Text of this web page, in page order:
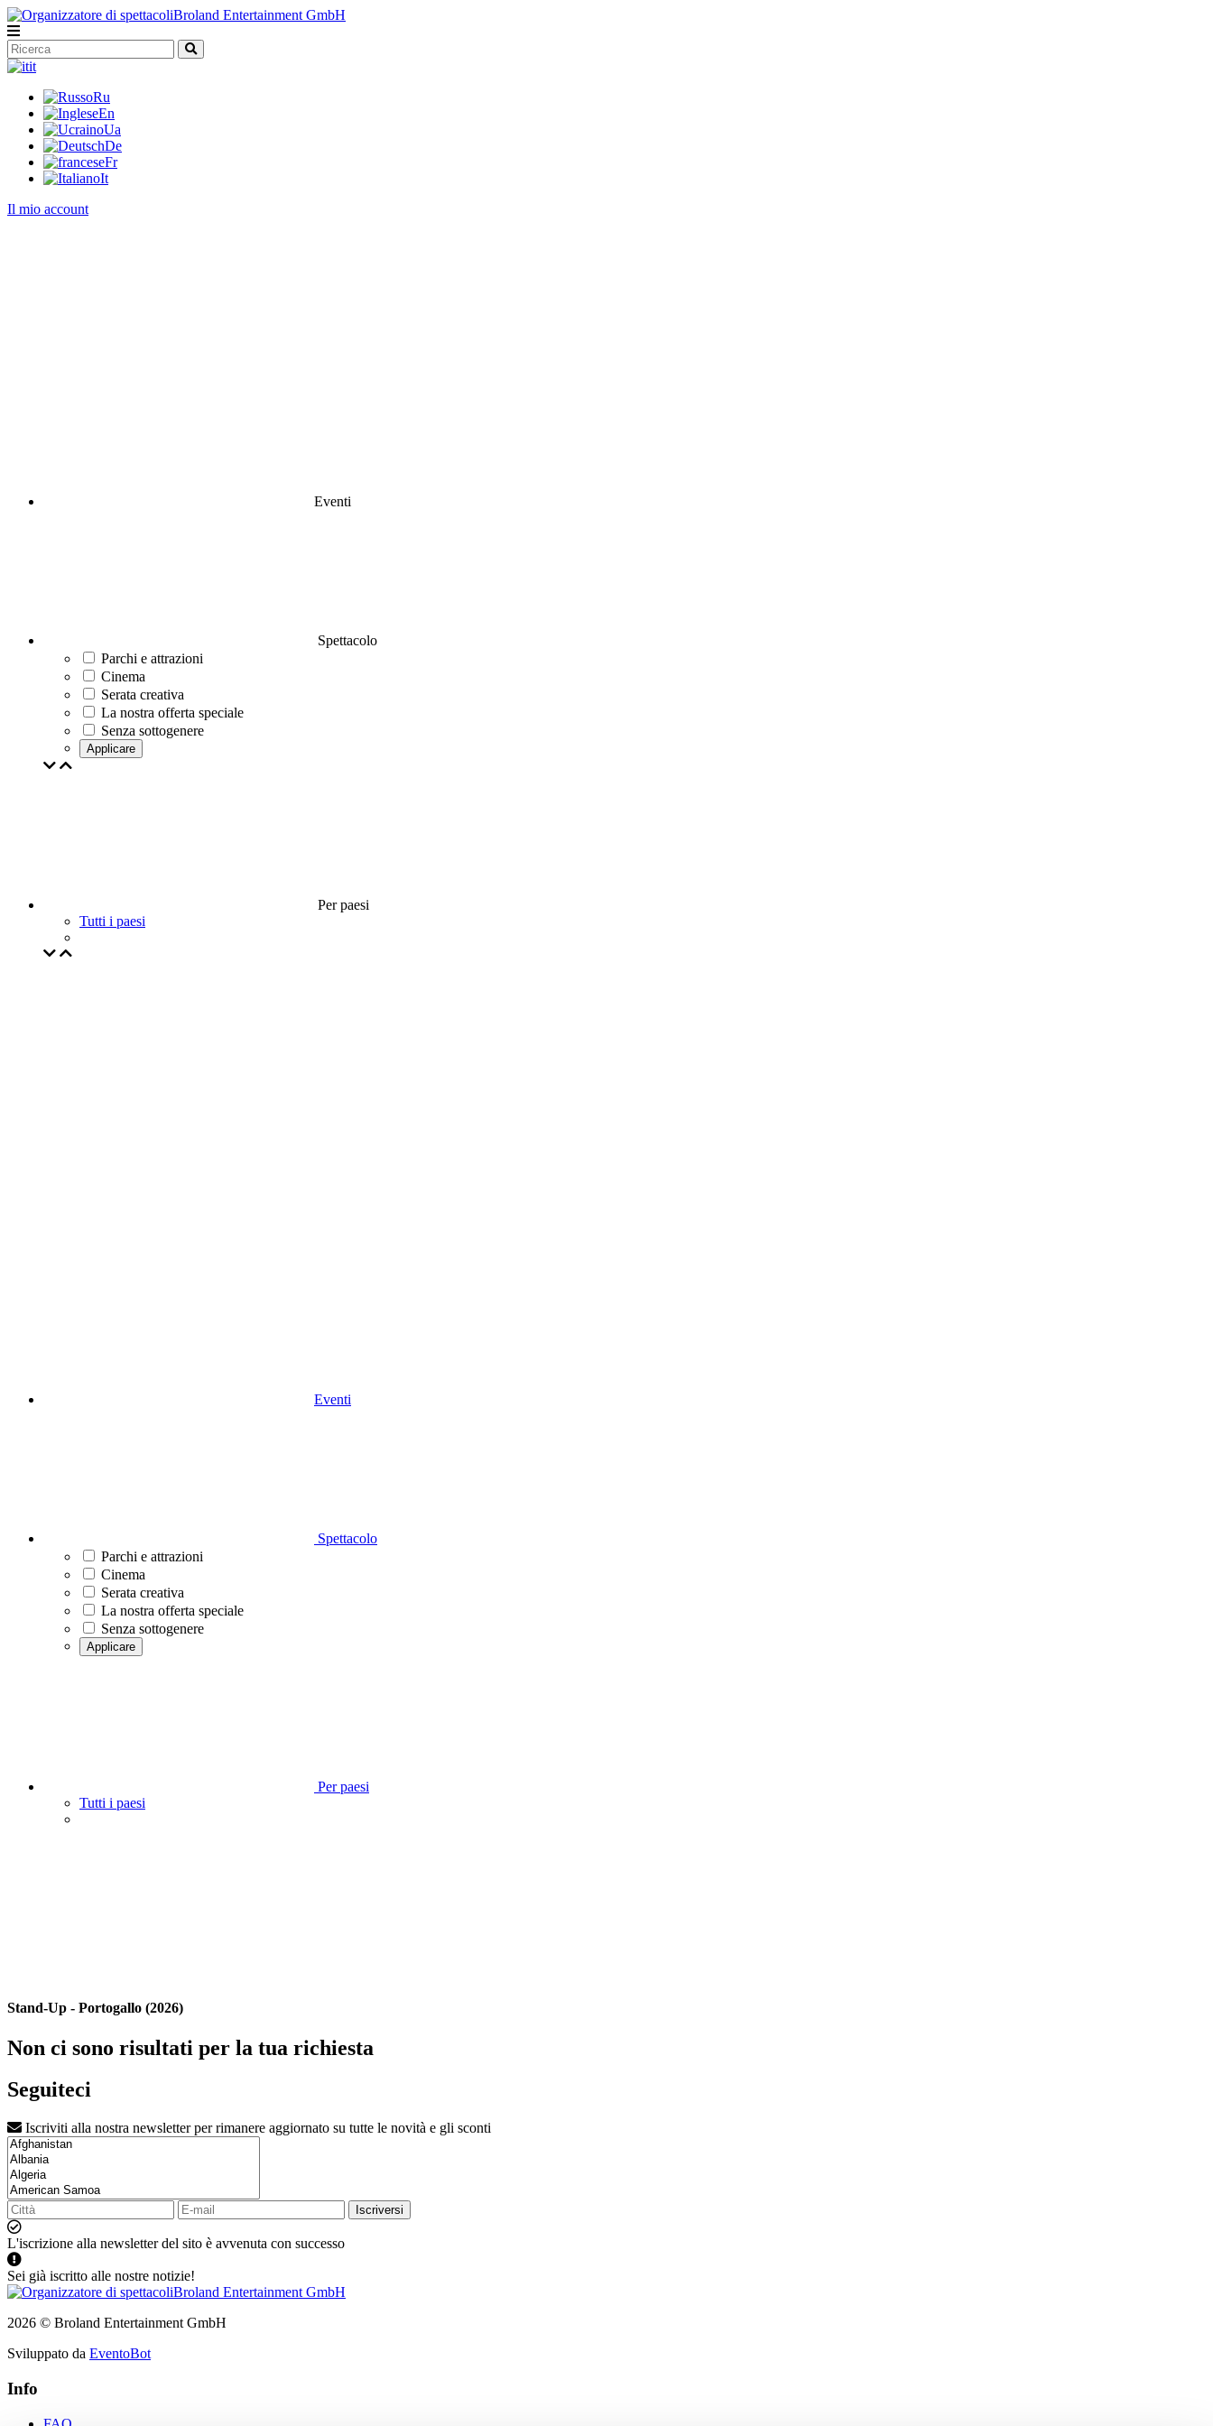
it
Ru
En
Ua
De
Fr
It
Il mio account
Eventi
Spettacolo
Parchi e attrazioni
Cinema
Serata creativa
La nostra offerta speciale
Senza sottogenere
Applicare
Per paesi
Tutti i paesi
Eventi
Spettacolo
Parchi e attrazioni
Cinema
Serata creativa
La nostra offerta speciale
Senza sottogenere
Applicare
Per paesi
Tutti i paesi
Stand-Up - Portogallo (2026)
Non ci sono risultati per la tua richiesta
Seguiteci
Iscriviti alla nostra newsletter per rimanere aggiornato su tutte le novità e gli sconti
Iscriversi
L'iscrizione alla newsletter del sito è avvenuta con successo
Sei già iscritto alle nostre notizie!
2026 © Broland Entertainment GmbH
Sviluppato da EventoBot
Info